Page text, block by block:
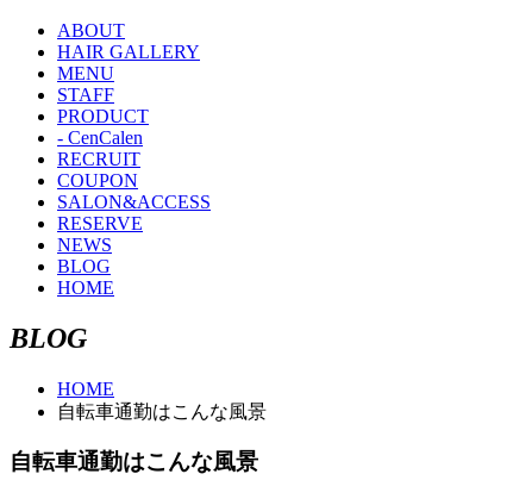
ABOUT
HAIR GALLERY
MENU
STAFF
PRODUCT
- CenCalen
RECRUIT
COUPON
SALON&ACCESS
RESERVE
NEWS
BLOG
HOME
BLOG
HOME
自転車通勤はこんな風景
自転車通勤はこんな風景